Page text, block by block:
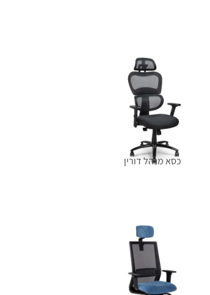
כסא מנהל דורין